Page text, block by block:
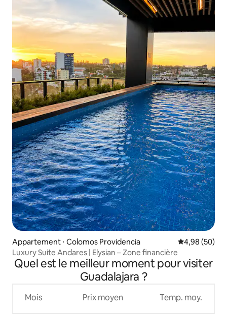
Appartement ⋅ Colomos Providencia Évaluation
4,98 (50)
Luxury Suite Andares | Elysian – Zone financière
Quel est le meilleur moment pour visiter
Guadalajara ?
Mois Prix moyen Temp. moy.